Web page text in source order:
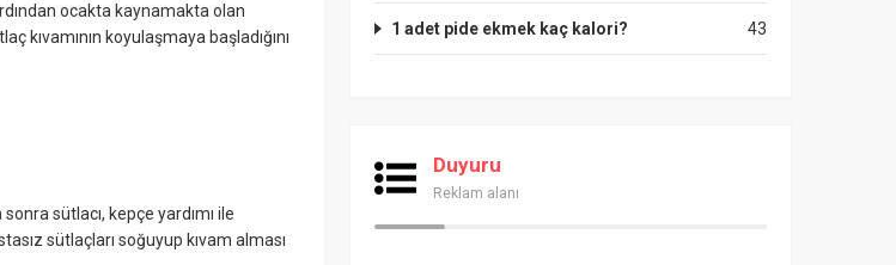
ocakta kaynamakta olan
kıvamının koyulaşmaya başladığını
sütlacı, kepçe yardımı ile
sütlaçları soğuyup kıvam alması
43
1 adet pide ekmek kaç kalori?
Duyuru
Reklam alanı